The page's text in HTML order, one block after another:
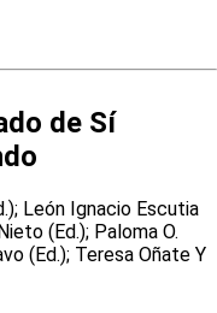
de Sí
León Ignacio Escutia
(Ed.); Paloma O.
(Ed.); Teresa Oñate Y